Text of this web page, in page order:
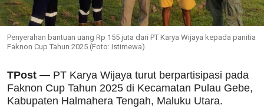
Penyerahan bantuan uang Rp 155 juta dari PT Karya Wijaya kepada panitia
Faknon Cup Tahun 2025.(Foto: Istimewa)
TPost — PT Karya Wijaya turut berpartisipasi pada
Faknon Cup Tahun 2025 di Kecamatan Pulau Gebe,
Kabupaten Halmahera Tengah, Maluku Utara.